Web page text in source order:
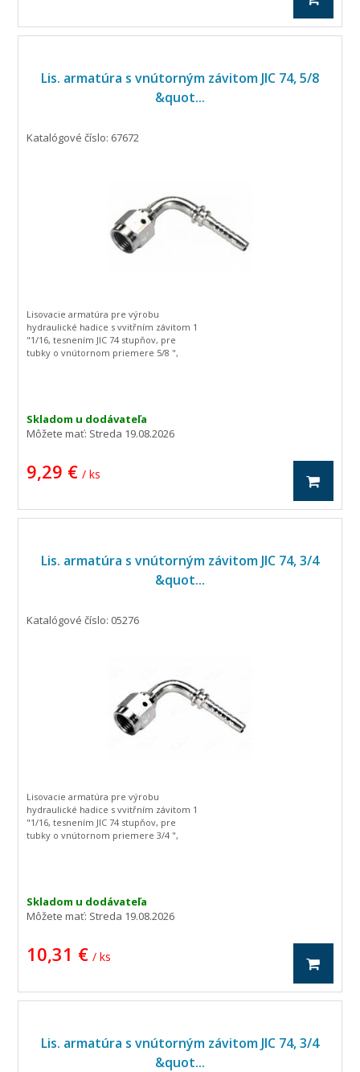
Lis. armatúra s vnútorným závitom JIC 74, 5/8
&quot...
Katalógové číslo: 67672
Skladom u dodávateľa
Môžete mať: Streda 19.08.2026
9,29 € / ks
Lisovacie armatúra pre výrobu
hydraulické hadice s vvitřním závitom 1
"1/16, tesnením JIC 74 stupňov, pre
tubky o vnútornom priemere 5/8 ",
Lis. armatúra s vnútorným závitom JIC 74, 3/4
&quot...
Katalógové číslo: 05276
Skladom u dodávateľa
Môžete mať: Streda 19.08.2026
10,31 € / ks
Lisovacie armatúra pre výrobu
hydraulické hadice s vvitřním závitom 1
"1/16, tesnením JIC 74 stupňov, pre
tubky o vnútornom priemere 3/4 ",
Lis. armatúra s vnútorným závitom JIC 74, 3/4
&quot...